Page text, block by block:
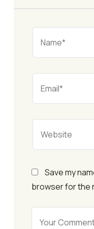
Save my
browser for the